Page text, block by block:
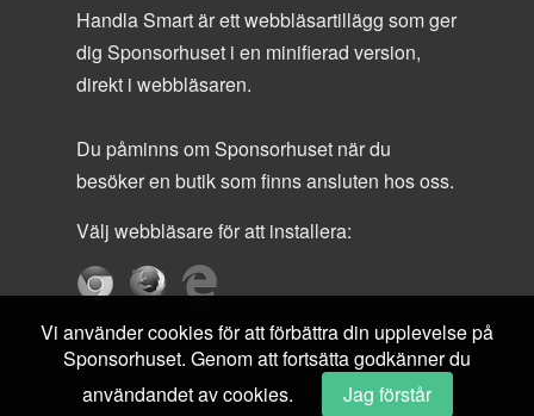
Handla Smart är ett webbläsartillägg som ger
dig Sponsorhuset i en minifierad version,
direkt i webbläsaren.
Du påminns om Sponsorhuset när du
besöker en butik som finns ansluten hos oss.
Välj webbläsare för att installera:
Vi använder cookies för att förbättra din upplevelse på
Sponsorhuset. Genom att fortsätta godkänner du
användandet av cookies.
Jag förstår